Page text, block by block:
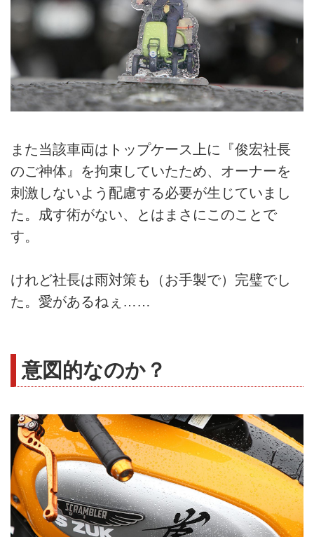
また当該車両はトップケース上に『俊宏社長
のご神体』を拘束していたため、オーナーを
刺激しないよう配慮する必要が生じていまし
た。成す術がない、とはまさにこのことで
す。
けれど社長は雨対策も（お手製で）完璧でし
た。愛があるねぇ……
意図的なのか？